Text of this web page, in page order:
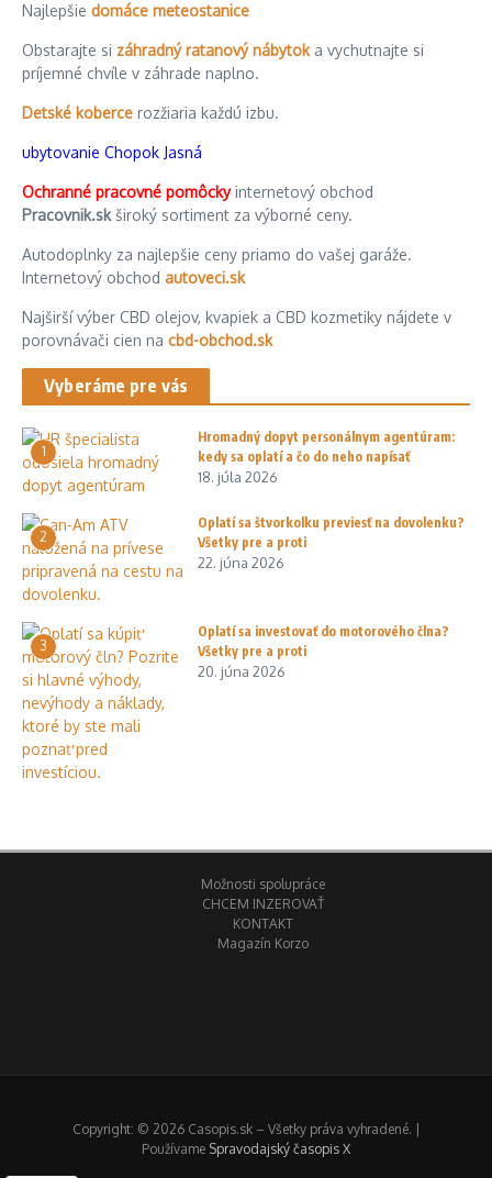
Najlepšie domáce meteostanice
Obstarajte si záhradný ratanový nábytoka vychutnajte si
príjemné chvíle v záhrade naplno.
Detské koberce rozžiaria každú izbu.
ubytovanie Chopok Jasná
Ochranné pracovné pomôckyinternetový obchod
Pracovnik.skširoký sortiment za výborné ceny.
Autodoplnky za najlepšie ceny priamo do vašej garáže.
Internetový obchod autoveci.sk
Najširší výber CBD olejov, kvapiek a CBD kozmetiky nájdete v
porovnávači cien na cbd-obchod.sk
Vyberáme pre vás
1
Hromadný dopyt personálnym agentúram:
kedy sa oplatí a čo do neho napísať
18. júla 2026
2
Oplatí sa štvorkolku previesť na dovolenku?
Všetky pre a proti
22. júna 2026
3
Oplatí sa investovať do motorového člna?
Všetky pre a proti
20. júna 2026
Možnosti spolupráce
CHCEM INZEROVAŤ
KONTAKT
Magazín Korzo
Copyright: © 2026 Casopis.sk – Všetky práva vyhradené. |
Používame Spravodajský časopis X